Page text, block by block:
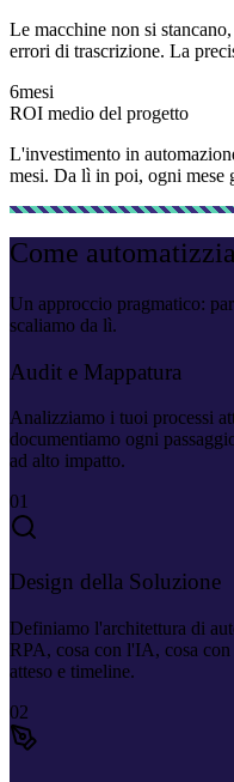
Le macchine non si
errori di trascrizione. La
6mesi
ROI medio del progetto
L'investimento in
mesi. Da lì in poi, ogni mese
Come
Un approccio pragmatico:
scaliamo da lì.
Audit e Mappatura
Analizziamo i tuoi processi
documentiamo ogni
ad alto impatto.
01
Design della Soluzione
Definiamo l'architettura di
RPA, cosa con l'IA, cosa
atteso e timeline.
02